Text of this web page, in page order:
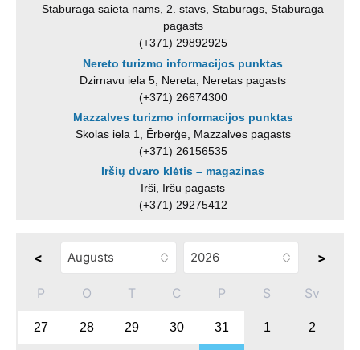
Staburaga saieta nams, 2. stāvs, Staburags, Staburaga
pagasts
(+371) 29892925
Nereto turizmo informacijos punktas
Dzirnavu iela 5, Nereta, Neretas pagasts
(+371) 26674300
Mazzalves turizmo informacijos punktas
Skolas iela 1, Ērberģe, Mazzalves pagasts
(+371) 26156535
Iršių dvaro klėtis – magazinas
Irši, Iršu pagasts
(+371) 29275412
< >
P O T C P S Sv
27 28 29 30 31 1 2